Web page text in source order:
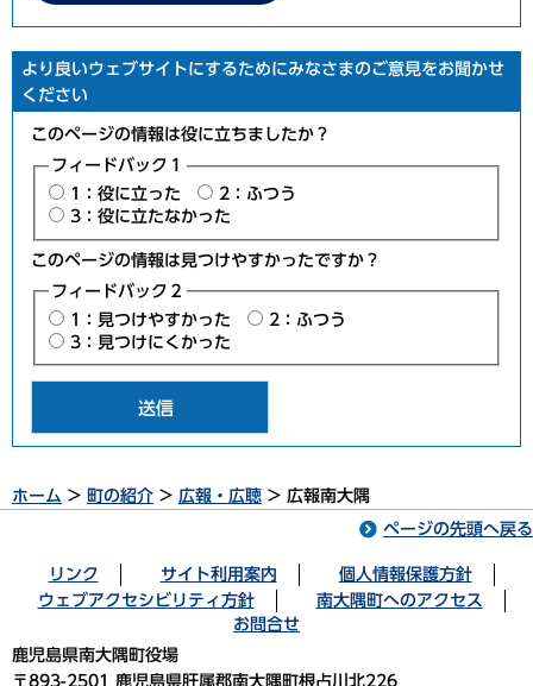
より良いウェブサイトにするためにみなさまのご意見をお聞かせ
ください
このページの情報は役に立ちましたか？
フィードバック１
1：役に立った
2：ふつう
3：役に立たなかった
このページの情報は見つけやすかったですか？
フィードバック２
1：見つけやすかった
2：ふつう
3：見つけにくかった
ホーム > 町の紹介 > 広報・広聴 > 広報南大隅
ページの先頭へ戻る
リンク サイト利用案内
個人情報保護方針
ウェブアクセシビリティ方針
南大隅町へのアクセス
お問合せ
鹿児島県南大隅町役場
〒893-2501 鹿児島県肝属郡南大隅町根占川北226